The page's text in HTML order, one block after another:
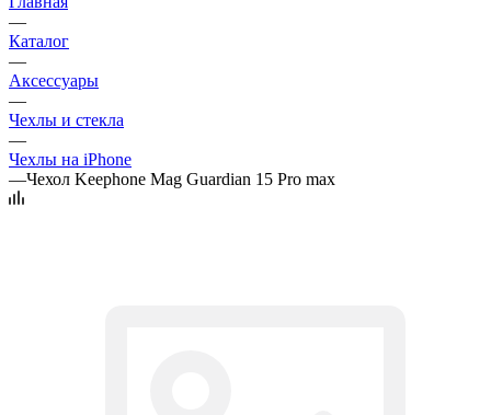
—
Каталог
—
Аксессуары
—
Чехлы и стекла
—
Чехлы на iPhone
—Чехол Keephone Mag Guardian 15 Pro max